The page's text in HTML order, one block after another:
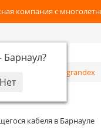
компания с
Барнаул?
кабеля в Барнауле